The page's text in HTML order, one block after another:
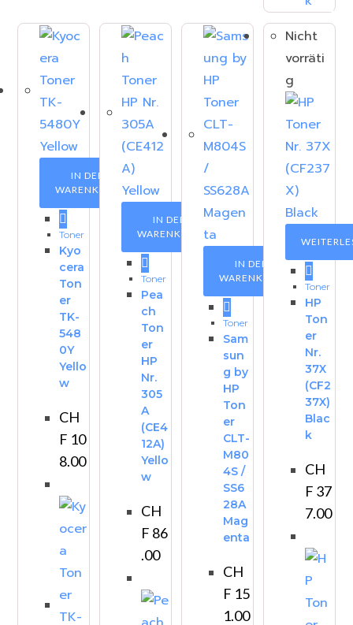
IN DEN
WARENKORB
Toner
Kyo
cera
Ton
er
TK-
548
0Y
Yello
w
CH
F 10
8.00
IN DEN
WARENKORB
Toner
Pea
ch
Ton
er
HP
Nr.
305
A
(CE4
12A)
Yello
w
CH
F 86
.00
IN DEN
WARENKORB
Toner
Sam
sun
g by
HP
Ton
er
CLT-
M80
4S /
SS6
28A
Mag
enta
CH
F 15
1.00
Nicht
vorräti
g
Toner
HP
Ton
er
Nr.
37X
(CF2
37X)
Blac
k
CH
F 37
7.00